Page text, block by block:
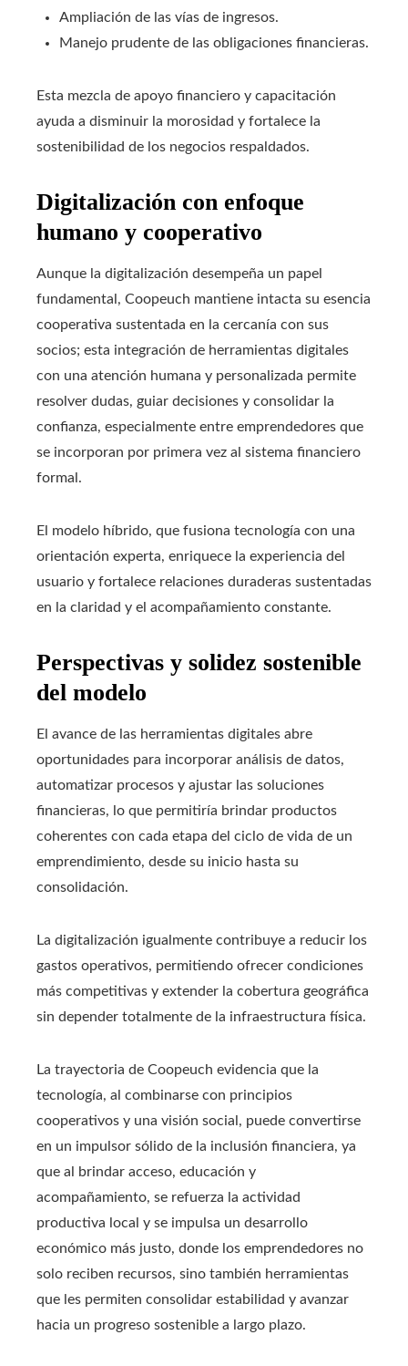
Ampliación de las vías de ingresos.
Manejo prudente de las obligaciones financieras.
Esta mezcla de apoyo financiero y capacitación
ayuda a disminuir la morosidad y fortalece la
sostenibilidad de los negocios respaldados.
Digitalización con enfoque
humano y cooperativo
Aunque la digitalización desempeña un papel
fundamental, Coopeuch mantiene intacta su esencia
cooperativa sustentada en la cercanía con sus
socios; esta integración de herramientas digitales
con una atención humana y personalizada permite
resolver dudas, guiar decisiones y consolidar la
confianza, especialmente entre emprendedores que
se incorporan por primera vez al sistema financiero
formal.
El modelo híbrido, que fusiona tecnología con una
orientación experta, enriquece la experiencia del
usuario y fortalece relaciones duraderas sustentadas
en la claridad y el acompañamiento constante.
Perspectivas y solidez sostenible
del modelo
El avance de las herramientas digitales abre
oportunidades para incorporar análisis de datos,
automatizar procesos y ajustar las soluciones
financieras, lo que permitiría brindar productos
coherentes con cada etapa del ciclo de vida de un
emprendimiento, desde su inicio hasta su
consolidación.
La digitalización igualmente contribuye a reducir los
gastos operativos, permitiendo ofrecer condiciones
más competitivas y extender la cobertura geográfica
sin depender totalmente de la infraestructura física.
La trayectoria de Coopeuch evidencia que la
tecnología, al combinarse con principios
cooperativos y una visión social, puede convertirse
en un impulsor sólido de la inclusión financiera, ya
que al brindar acceso, educación y
acompañamiento, se refuerza la actividad
productiva local y se impulsa un desarrollo
económico más justo, donde los emprendedores no
solo reciben recursos, sino también herramientas
que les permiten consolidar estabilidad y avanzar
hacia un progreso sostenible a largo plazo.